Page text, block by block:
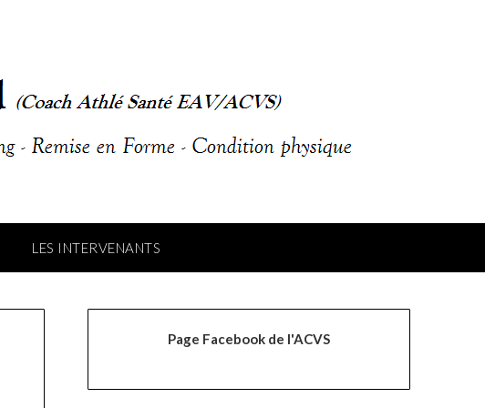
LES INTERVENANTS
Page Facebook de l'ACVS